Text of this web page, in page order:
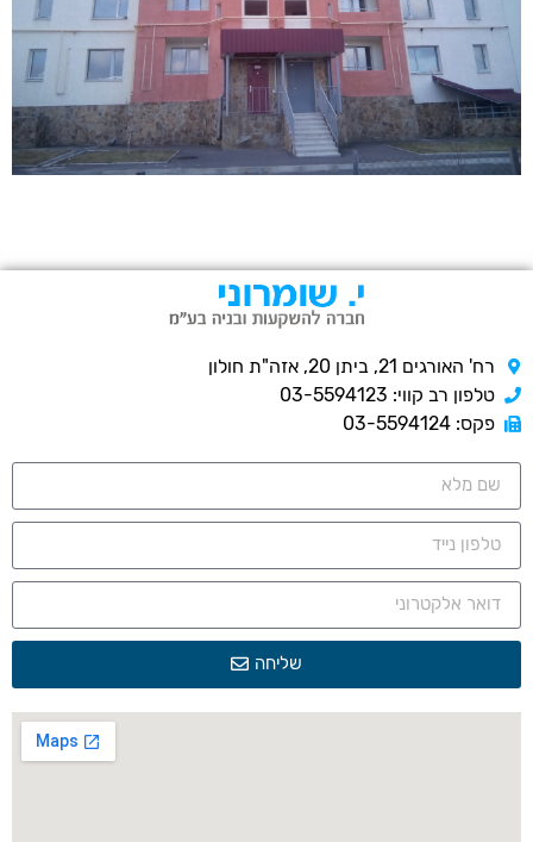
רח' האורגים 21, ביתן 20, אזה"ת חולון
טלפון רב קווי: 03-5594123
פקס: 03-5594124
שליחה